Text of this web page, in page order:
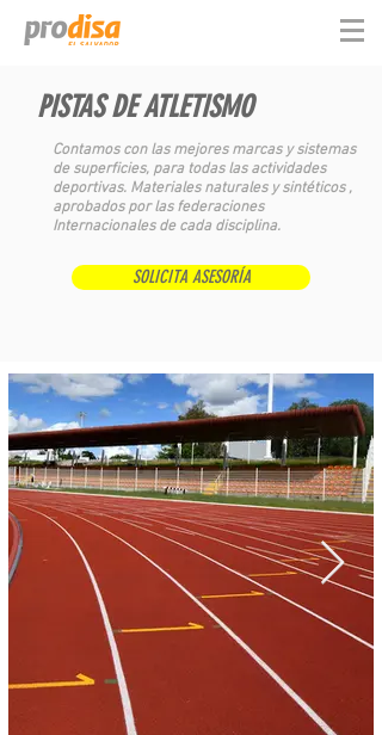
PISTAS DE ATLETISMO
Contamos con las mejores marcas y sistemas
de superficies, para todas las actividades
deportivas. Materiales naturales y sintéticos ,
aprobados por las federaciones
Internacionales de cada disciplina.
SOLICITA ASESORÍA